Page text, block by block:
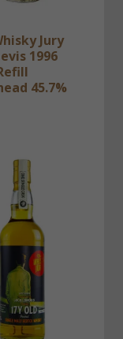
Jury
1996
45.7%